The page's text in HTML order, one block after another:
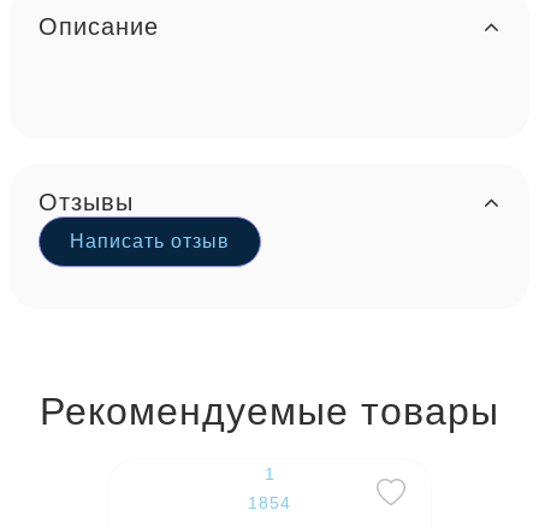
Описание
Отзывы
Написать отзыв
Рекомендуемые товары
1
1854